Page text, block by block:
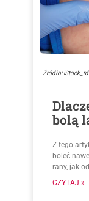
Źródło:
bolą
Z tego
boleć
rany, jak
CZYTAJ »